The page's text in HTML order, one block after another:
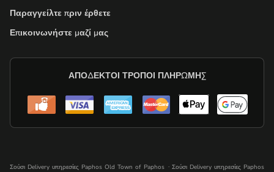
Παραγγείλτε πριν έρθετε
Επικοινωνήστε μαζί μας
ΑΠΟΔΕΚΤΟΊ ΤΡΌΠΟΙ ΠΛΗΡΩΜΉΣ
Ʃούσι Delivery υπηρεσίες Paphos Old Town of Paphos . Ʃούσι Delivery υπηρεσίες Paphos